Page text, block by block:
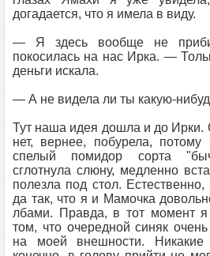
догадается, что я имела в виду.
— Я здесь вообще не
покосилась на нас Ирка. —
деньги искала.
— А не видела ли ты какую-
Тут наша идея дошла и до Ирки.
нет, вернее, побурела,
спелый помидор сорта
сглотнула слюну, медленно
полезла под стол.
да так, что я и Мамочка
лбами. Правда, в тот момент
том, что очередной синяк
на моей внешности. Никакие